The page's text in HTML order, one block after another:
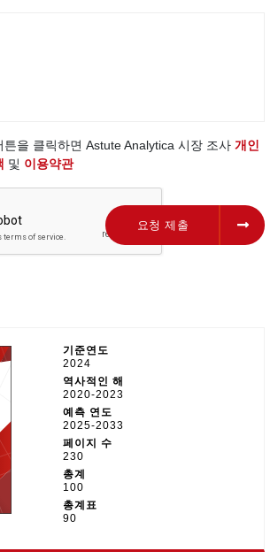
튼을 클릭하면 Astute Analytica 시장 조사개인
및 이용약관
요청 제출 요청 제출
기준연도
2024
역사적인 해
2020-2023
예측 연도
2025-2033
페이지 수
230
총계
100
총계표
90